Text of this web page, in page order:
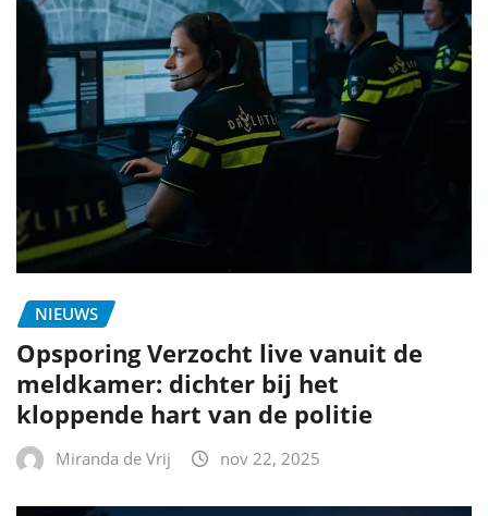
NIEUWS
Opsporing Verzocht live vanuit de
meldkamer: dichter bij het
kloppende hart van de politie
Miranda de Vrij nov 22, 2025